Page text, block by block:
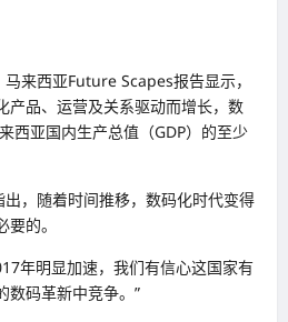
来西亚Future Scapes报告显示，
产品、运营及关系驱动而增长，数
西亚国内生产总值（GDP）的至少
，随着时间推移，数码化时代变得
的。
年明显加速，我们有信心这国家有
数码革新中竞争。”